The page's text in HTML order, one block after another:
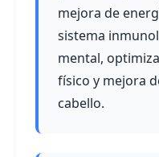
mejora de
sistema
mental,
físico y mejora
cabello.